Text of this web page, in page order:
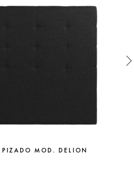
MOD. DELION